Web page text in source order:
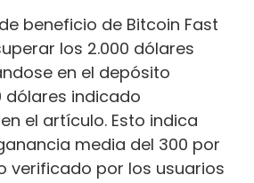
beneficio de Bitcoin Fast
los 2.000 dólares
en el depósito
dólares indicado
el artículo. Esto indica
media del 300 por
verificado por los usuarios